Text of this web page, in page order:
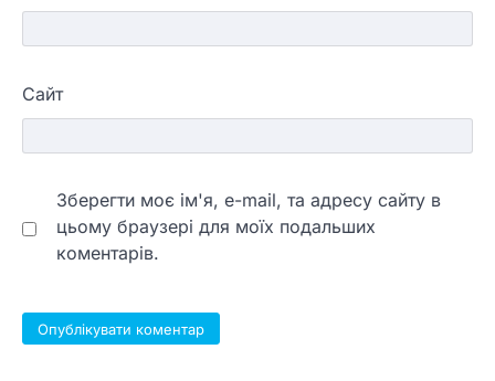
Сайт
Зберегти моє ім'я, e-mail, та адресу сайту в
цьому браузері для моїх подальших
коментарів.